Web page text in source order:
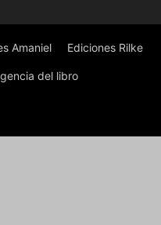
Amaniel Ediciones Rilke
del libro